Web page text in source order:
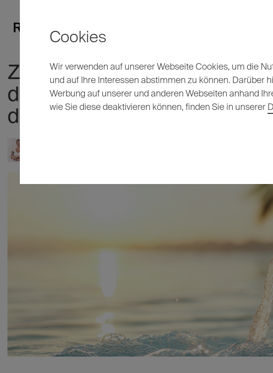
Cookies
Wir verwenden auf unserer Webseite Cookies, um die
und auf Ihre Interessen abstimmen zu können. Darüber
Werbung auf unserer und anderen Webseiten anhand
wie Sie diese deaktivieren können, finden Sie in unserer
Zurück aus dem Urlaub:
die Wasserleitung einmal
durchspülen solltet!